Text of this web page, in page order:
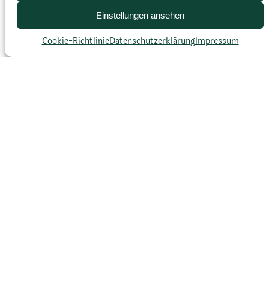
Einstellungen ansehen
Cookie-RichtlinieDatenschutz­erklärungImpressum
Zylindrisch; glockenförmig